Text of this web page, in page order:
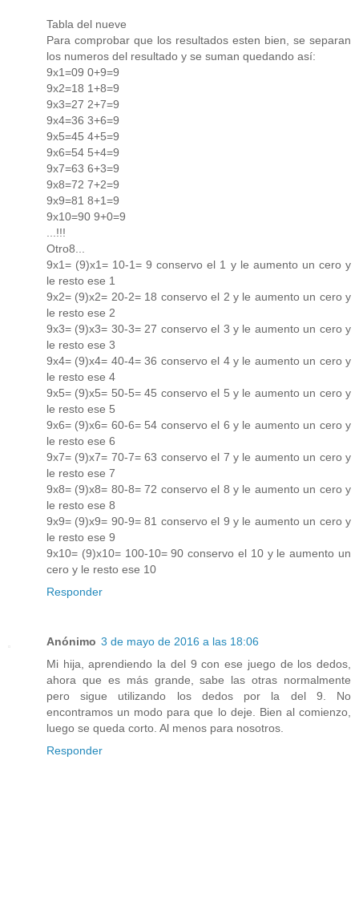
Tabla del nueve
Para comprobar que los resultados esten bien, se separan
los numeros del resultado y se suman quedando así:
9x1=09 0+9=9
9x2=18 1+8=9
9x3=27 2+7=9
9x4=36 3+6=9
9x5=45 4+5=9
9x6=54 5+4=9
9x7=63 6+3=9
9x8=72 7+2=9
9x9=81 8+1=9
9x10=90 9+0=9
...!!!
Otro8...
9x1= (9)x1= 10-1= 9 conservo el 1 y le aumento un cero y
le resto ese 1
9x2= (9)x2= 20-2= 18 conservo el 2 y le aumento un cero y
le resto ese 2
9x3= (9)x3= 30-3= 27 conservo el 3 y le aumento un cero y
le resto ese 3
9x4= (9)x4= 40-4= 36 conservo el 4 y le aumento un cero y
le resto ese 4
9x5= (9)x5= 50-5= 45 conservo el 5 y le aumento un cero y
le resto ese 5
9x6= (9)x6= 60-6= 54 conservo el 6 y le aumento un cero y
le resto ese 6
9x7= (9)x7= 70-7= 63 conservo el 7 y le aumento un cero y
le resto ese 7
9x8= (9)x8= 80-8= 72 conservo el 8 y le aumento un cero y
le resto ese 8
9x9= (9)x9= 90-9= 81 conservo el 9 y le aumento un cero y
le resto ese 9
9x10= (9)x10= 100-10= 90 conservo el 10 y le aumento un
cero y le resto ese 10
Responder
Anónimo 3 de mayo de 2016 a las 18:06
Mi hija, aprendiendo la del 9 con ese juego de los dedos,
ahora que es más grande, sabe las otras normalmente
pero sigue utilizando los dedos por la del 9. No
encontramos un modo para que lo deje. Bien al comienzo,
luego se queda corto. Al menos para nosotros.
Responder